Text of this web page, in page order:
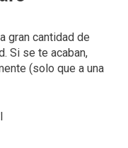
gran cantidad de
Si se te acaban,
(solo que a una